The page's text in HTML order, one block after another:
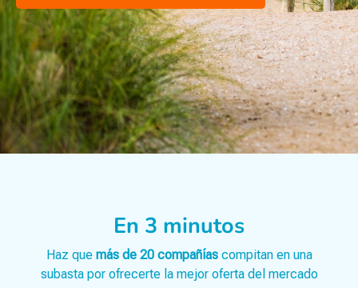
En 3 minutos
Haz que más de 20 compañías compitan en una
subasta por ofrecerte la mejor oferta del mercado